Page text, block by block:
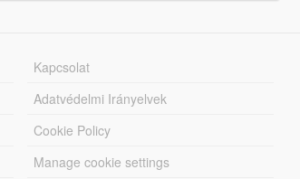
Kapcsolat
Adatvédelmi Irányelvek
Cookie Policy
Manage cookie settings